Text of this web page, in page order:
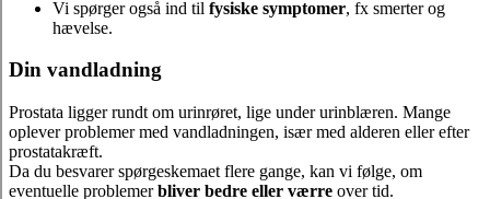
Vi spørger også ind til fysiske symptomer, fx smerter og
hævelse.
Din vandladning
Prostata ligger rundt om urinrøret, lige under urinblæren. Mange
oplever problemer med vandladningen, især med alderen eller efter
prostatakræft.
Da du besvarer spørgeskemaet flere gange, kan vi følge, om
eventuelle problemerbliver bedre eller værre over tid.